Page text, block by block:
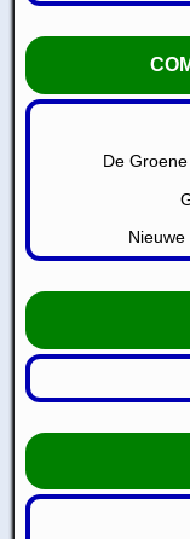
De